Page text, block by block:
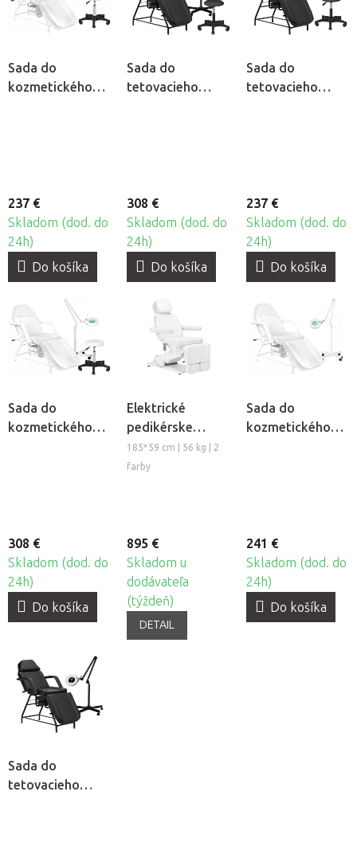
Sada do
kozmetického
237 €
Skladom (dod. do
24h)
Do košíka
Sada do
tetovacieho
308 €
Skladom (dod. do
24h)
Do košíka
Sada do
tetovacieho
237 €
Skladom (dod. do
24h)
Do košíka
Sada do
kozmetického
308 €
Skladom (dod. do
24h)
Do košíka
Elektrické
pedikérske
kreslo
BeautyOne Sillon
185*59 cm | 56 kg | 2
farby
895 €
Skladom u
dodávateľa
(týždeň)
DETAIL
Sada do
kozmetického
241 €
Skladom (dod. do
24h)
Do košíka
Sada do
tetovacieho